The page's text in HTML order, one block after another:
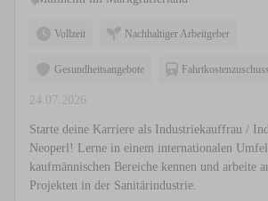
Vollzeit Nachhaltiger Arbeitgeber
Gesundheitsangebote Fahrtkostenzuschuss
24.07.2026
Starte deine Karriere als Industriekauffrau /
Neoperl! Lerne in einem internationalen
kaufmännischen Bereiche kennen und arbeite
Projekten in der Sanitärindustrie.